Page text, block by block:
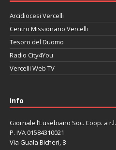
Arcidiocesi Vercelli
Centro Missionario Vercelli
Tesoro del Duomo
Radio City4You
Vercelli Web TV
Info
Giornale l’Eusebiano Soc. Coop. a r.l.
P. IVA 01584310021
Via Guala Bicheri, 8